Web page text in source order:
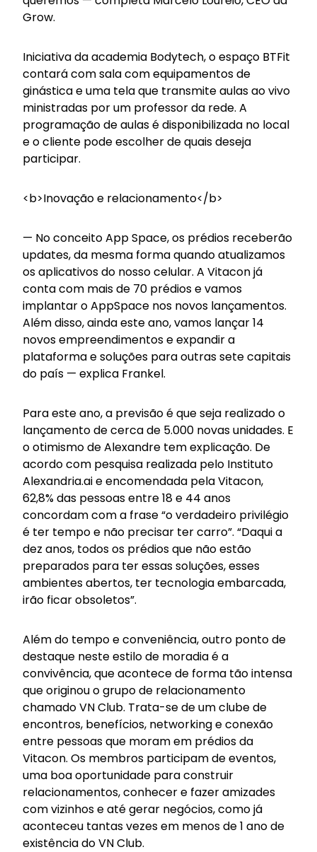
Grow.
Iniciativa da academia Bodytech, o espaço BTFit
contará com sala com equipamentos de
ginástica e uma tela que transmite aulas ao vivo
ministradas por um professor da rede. A
programação de aulas é disponibilizada no local
e o cliente pode escolher de quais deseja
participar.
<b>Inovação e relacionamento</b>
— No conceito App Space, os prédios receberão
updates, da mesma forma quando atualizamos
os aplicativos do nosso celular. A Vitacon já
conta com mais de 70 prédios e vamos
implantar o AppSpace nos novos lançamentos.
Além disso, ainda este ano, vamos lançar 14
novos empreendimentos e expandir a
plataforma e soluções para outras sete capitais
do país — explica Frankel.
Para este ano, a previsão é que seja realizado o
lançamento de cerca de 5.000 novas unidades. E
o otimismo de Alexandre tem explicação. De
acordo com pesquisa realizada pelo Instituto
Alexandria.ai e encomendada pela Vitacon,
62,8% das pessoas entre 18 e 44 anos
concordam com a frase “o verdadeiro privilégio
é ter tempo e não precisar ter carro”. “Daqui a
dez anos, todos os prédios que não estão
preparados para ter essas soluções, esses
ambientes abertos, ter tecnologia embarcada,
irão ficar obsoletos”.
Além do tempo e conveniência, outro ponto de
destaque neste estilo de moradia é a
convivência, que acontece de forma tão intensa
que originou o grupo de relacionamento
chamado VN Club. Trata-se de um clube de
encontros, benefícios, networking e conexão
entre pessoas que moram em prédios da
Vitacon. Os membros participam de eventos,
uma boa oportunidade para construir
relacionamentos, conhecer e fazer amizades
com vizinhos e até gerar negócios, como já
aconteceu tantas vezes em menos de 1 ano de
existência do VN Club.